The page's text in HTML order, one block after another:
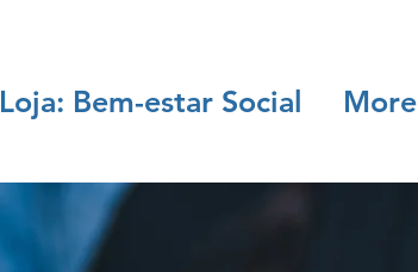
Loja: Bem-estar Social More